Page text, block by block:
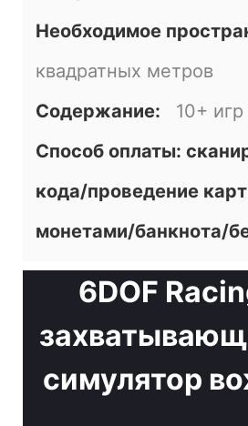
Необходимое
квадратных метров
Содержание:
10+ игр
Способ оплаты:
кода/проведение
монетами/банкнота/
6DOF
симулятор